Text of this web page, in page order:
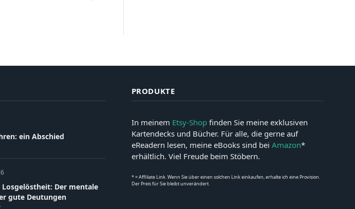
ein Abschied
Losgelöstheit: Der mentale
gute Deutungen
PRODUKTE
In meinem Etsy-Shopfinden Sie meine exklusiven
Kartendecks und Bücher. Für alle, die gerne auf
eReadern lesen, meine eBooks sind bei Amazon*
erhältlich. Viel Freude beim Stöbern.
* = Affiliate Link. Wenn Sie über einen solchen Link einkaufen, erhalte ich eine Provision.
Der Preis für Sie bleibt unverändert.